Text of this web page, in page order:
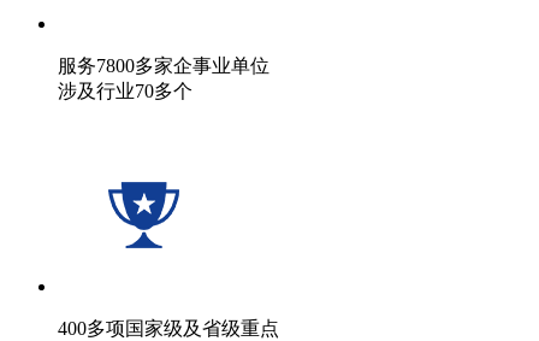
服务7800多家企事业单位
涉及行业70多个
400多项国家级及省级重点